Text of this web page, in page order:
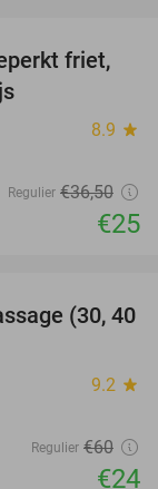
32%
friet,
8.9 star
Regulier €36,50
€25
60%
(30, 40
9.2 star
Regulier €60
€24